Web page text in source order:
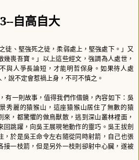
自高自大
徒、堅強死之徒，柔弱處上，堅強處下。」又
幾喪吾寶。」以上這些經文，強調為人處世，
與人爭長論短，才能明哲保身。如果待人處
說不定會惹禍上身，不可不慎之。
有一則故事，值得我們作借鏡，內容如下：吳
秀麗的猿猴山，這座猿猴山居住了無數的猿
，都驚懼的做鳥獸散，逃到深山叢林裡面，
回跳躍，向吳王展現牠動作的靈巧。吳王拔劍
，於是吳王命令左右隨從同時射箭，自己也張
接一枝箭，但是另外一枝則卻射中心臟，遂被